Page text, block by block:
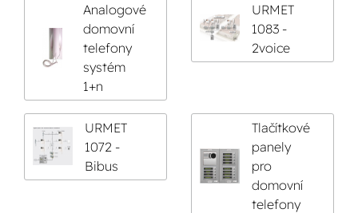
Analogové
domovní
telefony
systém
1+n
URMET
1083 -
2voice
URMET
1072 -
Bibus
Tlačítkové
panely
pro
domovní
telefony